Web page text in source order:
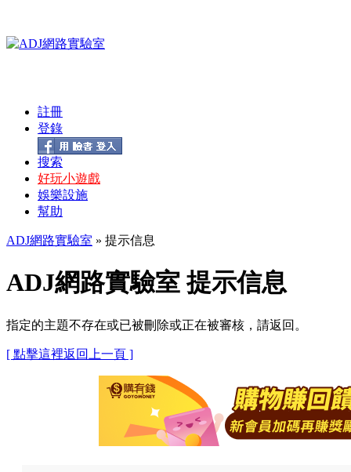
註冊
登錄
搜索
好玩小遊戲
娛樂設施
幫助
ADJ網路實驗室 » 提示信息
ADJ網路實驗室 提示信息
指定的主題不存在或已被刪除或正在被審核，請返回。
[ 點擊這裡返回上一頁 ]